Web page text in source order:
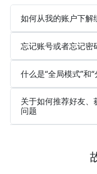
如何从我的账户下解
忘记账号或者忘记密
什么是“全局模式”和“
关于如何推荐好友
问题